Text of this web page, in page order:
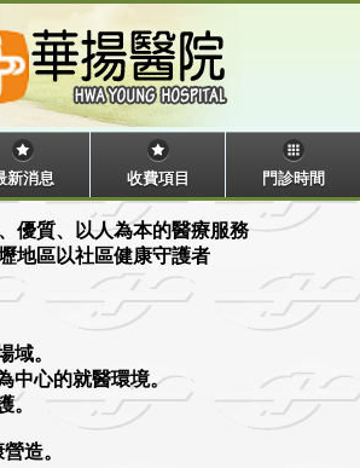
新消息 收費項目 門診時間
優質、以人為本的醫療服務
地區以社區健康守護者
域。
中心的就醫環境。
。
造。